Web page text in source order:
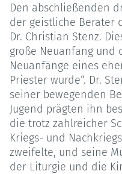
Den abschließenden
der geistliche Berater
Dr. Christian Stenz.
große Neuanfang und
Neuanfänge eines
Priester wurde“. Dr.
seiner bewegenden
Jugend prägten ihn
die trotz zahlreicher
Kriegs- und
zweifelte, und seine
der Liturgie und die